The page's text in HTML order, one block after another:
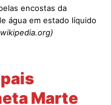
encostas da
água em estado líquido
Marte